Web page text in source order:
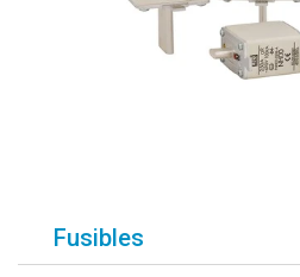
Fusibles